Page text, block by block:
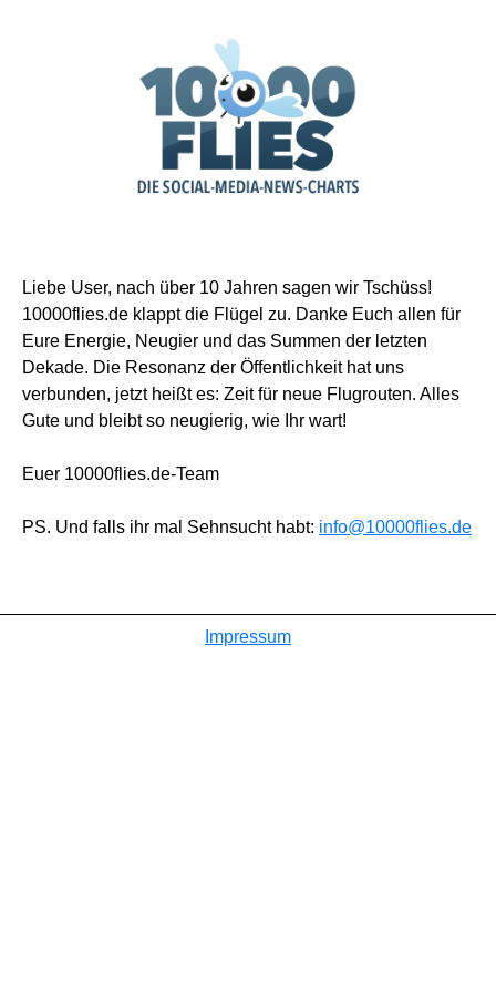
Liebe User, nach über 10 Jahren sagen wir Tschüss!
10000flies.de klappt die Flügel zu. Danke Euch allen für
Eure Energie, Neugier und das Summen der letzten
Dekade. Die Resonanz der Öffentlichkeit hat uns
verbunden, jetzt heißt es: Zeit für neue Flugrouten. Alles
Gute und bleibt so neugierig, wie Ihr wart!
Euer 10000flies.de-Team
PS. Und falls ihr mal Sehnsucht habt: info@10000flies.de
Impressum